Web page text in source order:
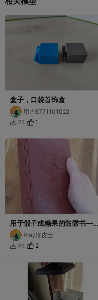
盒子，口袋首饰盒
用户3771101022
 24 1
用于骰子或糖果的骷髅书——
卡扣式闭合，无需磁铁
Play嬉皮士
 24 2